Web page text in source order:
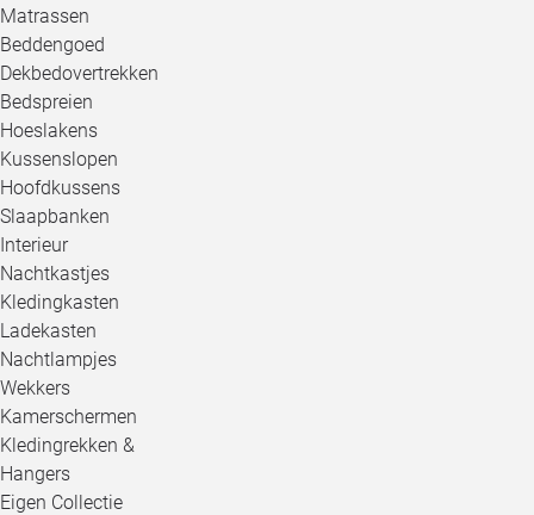
Matrassen
Beddengoed
Dekbedovertrekken
Bedspreien
Hoeslakens
Kussenslopen
Hoofdkussens
Slaapbanken
Interieur
Nachtkastjes
Kledingkasten
Ladekasten
Nachtlampjes
Wekkers
Kamerschermen
Kledingrekken &
Hangers
Eigen Collectie